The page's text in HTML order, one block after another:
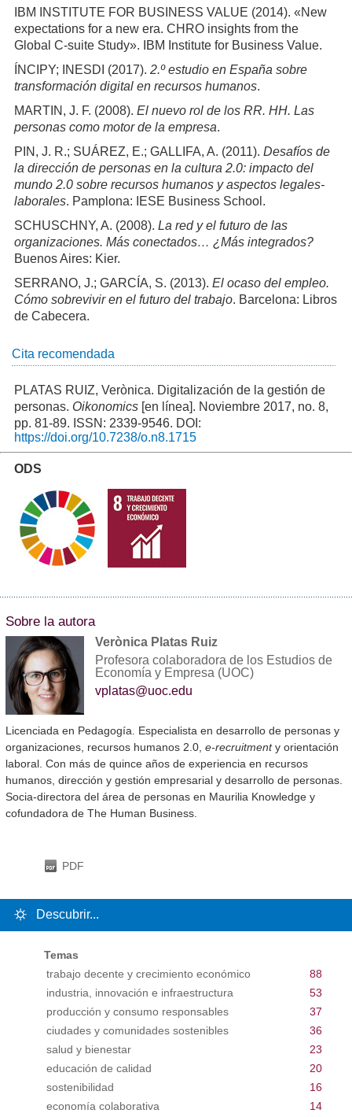
IBM INSTITUTE FOR BUSINESS VALUE (2014). «New
expectations for a new era. CHRO insights from the
Global C-suite Study». IBM Institute for Business Value.
ÍNCIPY; INESDI (2017). 2.º estudio en España sobre
transformación digital en recursos humanos.
MARTIN, J. F. (2008). El nuevo rol de los RR. HH. Las
personas como motor de la empresa.
PIN, J. R.; SUÁREZ, E.; GALLIFA, A. (2011). Desafíos de
la dirección de personas en la cultura 2.0: impacto del
mundo 2.0 sobre recursos humanos y aspectos legales-
laborales. Pamplona: IESE Business School.
SCHUSCHNY, A. (2008). La red y el futuro de las
organizaciones. Más conectados… ¿Más integrados?
Buenos Aires: Kier.
SERRANO, J.; GARCÍA, S. (2013). El ocaso del empleo.
Cómo sobrevivir en el futuro del trabajo. Barcelona: Libros
de Cabecera.
Cita recomendada
PLATAS RUIZ, Verònica. Digitalización de la gestión de
personas. Oikonomics[en línea]. Noviembre 2017, no. 8,
pp. 81-89. ISSN: 2339-9546. DOI:
https://doi.org/10.7238/o.n8.1715
ODS
Sobre la autora
Verònica Platas Ruiz
Profesora colaboradora de los Estudios de
Economía y Empresa (UOC)
vplatas@uoc.edu
Licenciada en Pedagogía. Especialista en desarrollo de personas y
organizaciones, recursos humanos 2.0, e-recruitmenty orientación
laboral. Con más de quince años de experiencia en recursos
humanos, dirección y gestión empresarial y desarrollo de personas.
Socia-directora del área de personas en Maurilia Knowledge y
cofundadora de The Human Business.
PDF
Descubrir...
Temas
trabajo decente y crecimiento económico
88
industria, innovación e infraestructura
53
producción y consumo responsables
37
ciudades y comunidades sostenibles
36
salud y bienestar
23
educación de calidad
20
sostenibilidad
16
economía colaborativa
14